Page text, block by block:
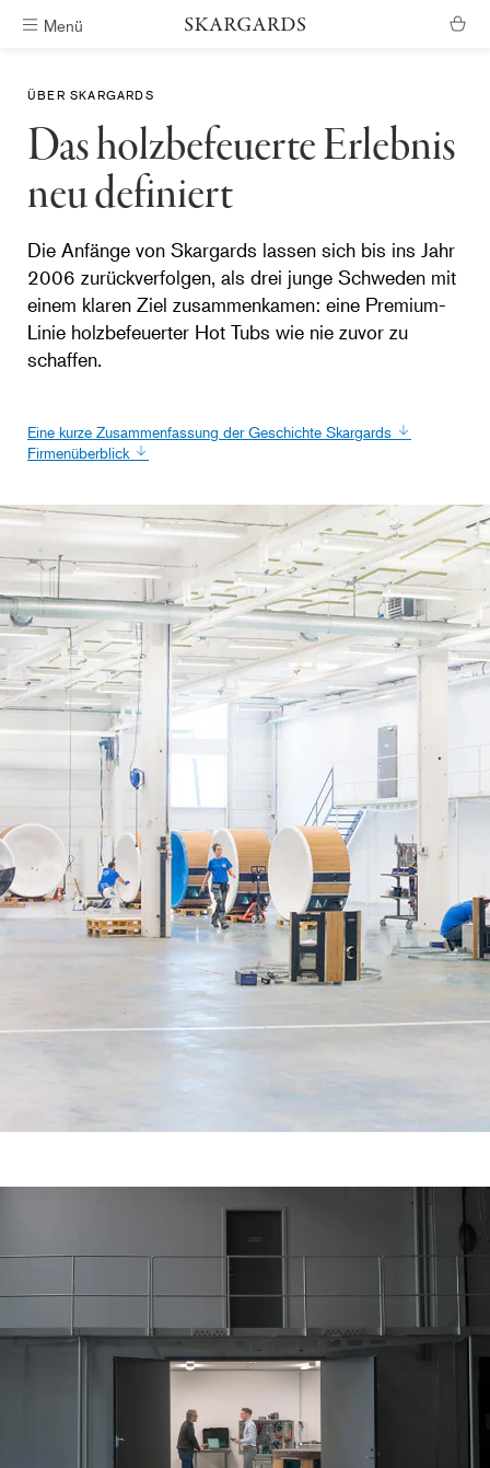
Menü Kostenlose Lieferung
ÜBER SKARGARDS
Das holzbefeuerte Erlebnis
neu definiert
Die Anfänge von Skargards lassen sich bis ins Jahr
2006 zurückverfolgen, als drei junge Schweden mit
einem klaren Ziel zusammenkamen: eine Premium-
Linie holzbefeuerter Hot Tubs wie nie zuvor zu
schaffen.
Eine kurze Zusammenfassung der Geschichte Skargards
Firmenüberblick